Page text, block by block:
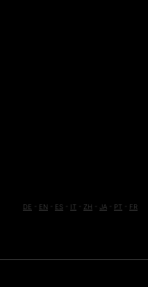
DE EN ES IT ZH JA PT FR